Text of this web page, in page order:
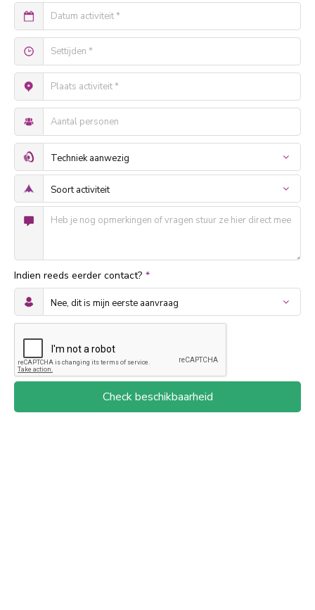
Indien reeds eerder contact? *
Check beschikbaarheid